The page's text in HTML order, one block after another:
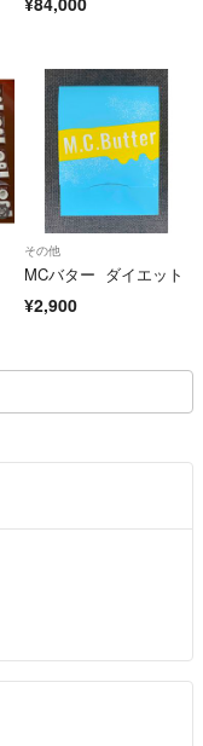
その他
MCバター ダイエット
¥2,900